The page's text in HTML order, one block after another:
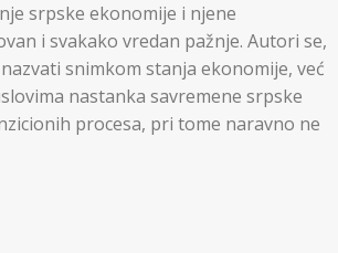
srpske ekonomije i njene
i svakako vredan pažnje. Autori se,
snimkom stanja ekonomije, već
nastanka savremene srpske
procesa, pri tome naravno ne